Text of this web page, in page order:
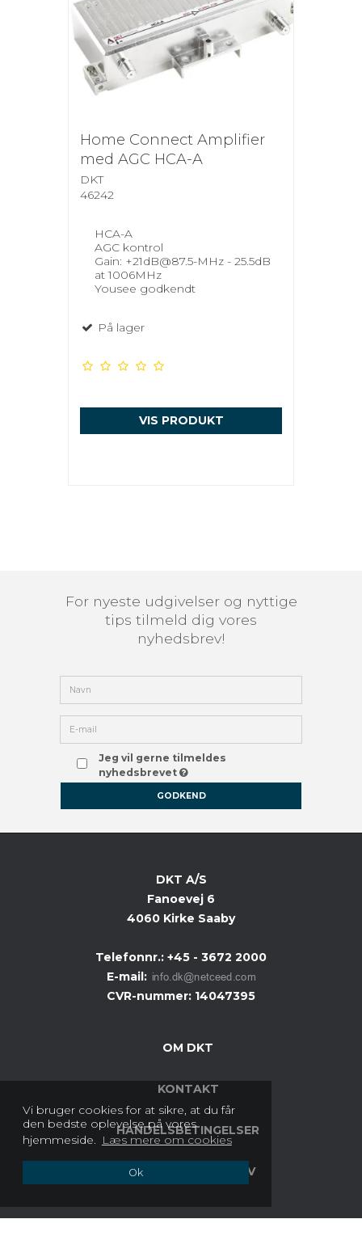
Vi bruger cookies for at sikre, at du får
den bedste oplevelse på vores
hjemmeside. Læs mere om cookies
Ok
Home Connect Amplifier
med AGC HCA-A
DKT
46242
HCA-A
AGC kontrol
Gain: +21dB@87.5-MHz - 25.5dB
at 1006MHz
Yousee godkendt
På lager
VIS PRODUKT
For nyeste udgivelser og nyttige
tips tilmeld dig vores
nyhedsbrev!
Jeg vil gerne tilmeldes
nyhedsbrevet
GODKEND
DKT A/S
Fanoevej 6
4060 Kirke Saaby
Telefonnr.: +45 - 3672 2000
E-mail:
CVR-nummer: 14047395
OM DKT
KONTAKT
HANDELSBETINGELSER
COOKIES & PRIVATLIV